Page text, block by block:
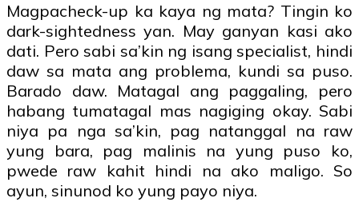
Magpacheck-up ka kaya ng mata? Tingin ko
dark-sightedness yan. May ganyan kasi ako
dati. Pero sabi sa’kin ng isang specialist, hindi
daw sa mata ang problema, kundi sa puso.
Barado daw. Matagal ang paggaling, pero
habang tumatagal mas nagiging okay. Sabi
niya pa nga sa’kin, pag natanggal na raw
yung bara, pag malinis na yung puso ko,
pwede raw kahit hindi na ako maligo. So
ayun, sinunod ko yung payo niya.